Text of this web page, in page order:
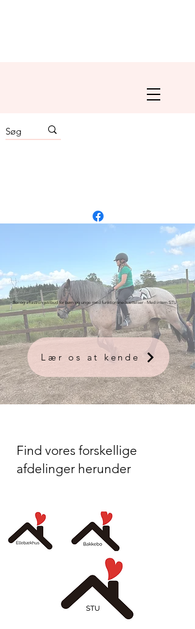
Bo- og aflastningstilbud for børn og unge med funktionsnedsættelser - Med intern STU
Lær os at kende
Find vores forskellige
afdelinger herunder